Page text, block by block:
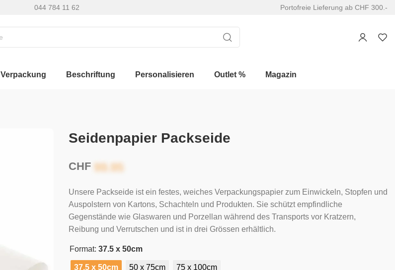
044 784 11 62 Portofreie Lieferung ab CHF 300.-
Verpackung Beschriftung Personalisieren Outlet % Magazin
Seidenpapier Packseide
CHF
Unsere Packseide ist ein festes, weiches Verpackungspapier zum Einwickeln, Stopfen und
Auspolstern von Kartons, Schachteln und Produkten. Sie schützt empfindliche
Gegenstände wie Glaswaren und Porzellan während des Transports vor Kratzern,
Reibung und Verrutschen und ist in drei Grössen erhältlich.
Format: 37.5 x 50cm
37.5 x 50cm 50 x 75cm 75 x 100cm